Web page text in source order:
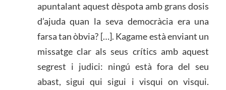
apuntalant aquest dèspota amb grans dosis
d’ajuda quan la seva democràcia era una
farsa tan òbvia? […]. Kagame està enviant un
missatge clar als seus crítics amb aquest
segrest i judici: ningú està fora del seu
abast, sigui qui sigui i visqui on visqui.